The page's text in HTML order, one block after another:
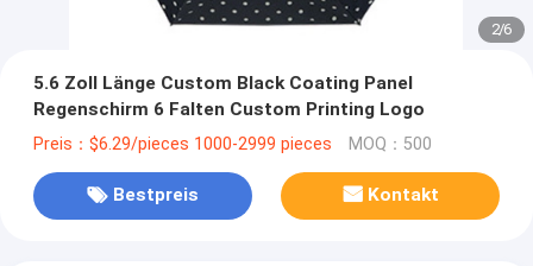
2/6
5.6 Zoll Länge Custom Black Coating Panel
Regenschirm 6 Falten Custom Printing Logo
Preis：$6.29/pieces 1000-2999 pieces MOQ：500
Bestpreis Kontakt